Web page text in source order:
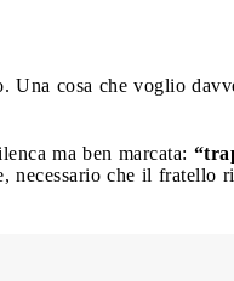
Una cosa che voglio
ma ben marcata:
necessario che il